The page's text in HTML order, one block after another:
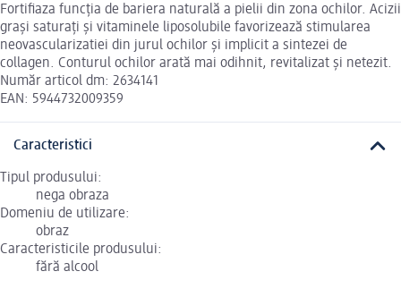
Fortifiaza funcția de bariera naturală a pielii din zona ochilor. Acizii
grași saturați și vitaminele liposolubile favorizează stimularea
neovascularizatiei din jurul ochilor și implicit a sintezei de
collagen. Conturul ochilor arată mai odihnit, revitalizat și netezit.
Număr articol dm: 2634141
EAN: 5944732009359
Caracteristici
Tipul produsului:
nega obraza
Domeniu de utilizare:
obraz
Caracteristicile produsului:
fără alcool